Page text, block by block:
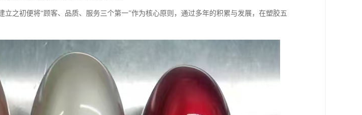
之初便将“顾客、品质、服务三个第一”作为核心原则，通过多年的积累与发展，在塑胶五